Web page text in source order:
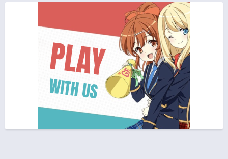
One Piece Movie 05: Norowareta Seiken
Movie - 2004 - 1h e 35 min/ep
One Piece Movie 05: Norowareta Seiken (ITA)
Movie - 2004 - 1h e 35 min/ep
One Piece Movie 06: Omatsuri Danshaku to Himitsu
Movie - 2005 - 1h e 31 min/ep